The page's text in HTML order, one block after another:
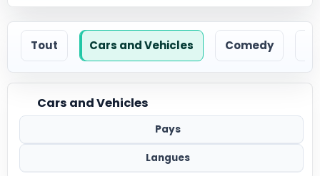
Tout Cars and Vehicles Comedy
Cars and Vehicles
Pays
Langues